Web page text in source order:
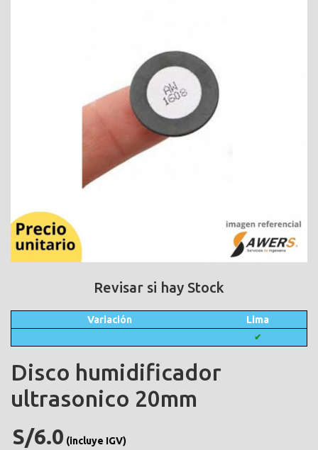
Revisar si hay Stock
Variación Lima
✔
Disco humidificador
ultrasonico 20mm
S/6.0 (incluye IGV)